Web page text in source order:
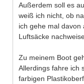
Außerdem soll es
weiß ich nicht, ob
ich gehe mal
Luftsäcke
Zu meinem Boot
Allerdings fahre ich
farbigen